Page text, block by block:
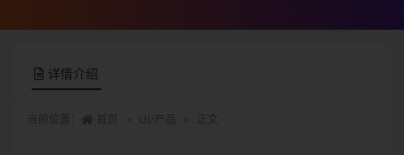
详情介绍